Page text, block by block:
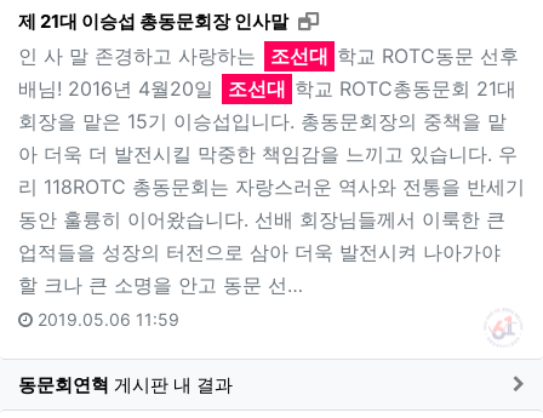
제 21대 이승섭 총동문회장 인사말 새창으로 보기
인 사 말 존경하고 사랑하는 조선대 학교 ROTC동문 선후
배님! 2016년 4월20일
조선대 학교 ROTC총동문회 21대
회장을 맡은 15기 이승섭입니다. 총동문회장의 중책을 맡
아 더욱 더 발전시킬 막중한 책임감을 느끼고 있습니다. 우
리 118ROTC 총동문회는 자랑스러운 역사와 전통을 반세기
동안 훌륭히 이어왔습니다. 선배 회장님들께서 이룩한 큰
업적들을 성장의 터전으로 삼아 더욱 발전시켜 나아가야
할 크나 큰 소명을 안고 동문 선…
2019.05.06 11:59
동문회연혁 게시판 내 결과